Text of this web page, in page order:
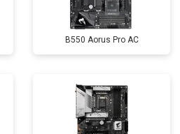
B550 Aorus Pro AC